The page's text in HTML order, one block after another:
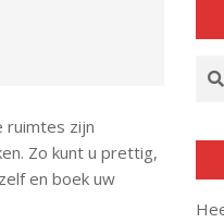
ruimtes zijn
Zo kunt u prettig,
en boek uw